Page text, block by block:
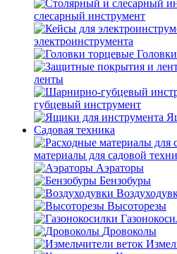
слесарный инструмент
электроинструмента
ленты
губцевый инструмент
Садовая техника
материалы для садовой
Аэраторы
Бензобуры
Высоторезы
Дровоколы